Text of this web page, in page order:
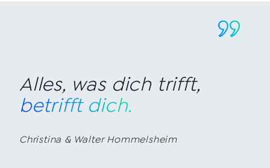
Alles, was dich trifft,
betrifft dich.
Christina & Walter Hommelsheim